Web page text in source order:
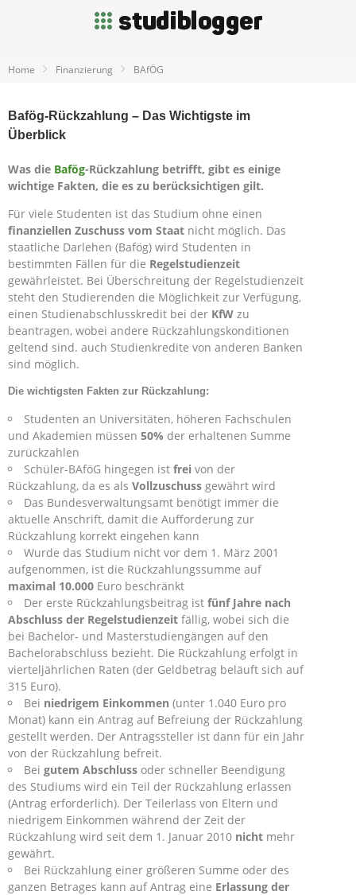
Home Finanzierung BAfÖG
Bafög-Rückzahlung – Das Wichtigste im
Überblick
Was die Bafög-Rückzahlung betrifft, gibt es einige
wichtige Fakten, die es zu berücksichtigen gilt.
Für viele Studenten ist das Studium ohne einen
finanziellen Zuschuss vom Staat nicht möglich. Das
staatliche Darlehen (Bafög) wird Studenten in
bestimmten Fällen für die Regelstudienzeit
gewährleistet. Bei Überschreitung der Regelstudienzeit
steht den Studierenden die Möglichkeit zur Verfügung,
einen Studienabschlusskredit bei der KfW zu
beantragen, wobei andere Rückzahlungskonditionen
geltend sind. auch Studienkredite von anderen Banken
sind möglich.
Die wichtigsten Fakten zur Rückzahlung:
Studenten an Universitäten, höheren Fachschulen
und Akademien müssen 50% der erhaltenen Summe
zurückzahlen
Schüler-BAföG hingegen ist frei von der
Rückzahlung, da es als Vollzuschuss gewährt wird
Das Bundesverwaltungsamt benötigt immer die
aktuelle Anschrift, damit die Aufforderung zur
Rückzahlung korrekt eingehen kann
Wurde das Studium nicht vor dem 1. März 2001
aufgenommen, ist die Rückzahlungssumme auf
maximal 10.000 Euro beschränkt
Der erste Rückzahlungsbeitrag ist fünf Jahre nach
Abschluss der Regelstudienzeit fällig, wobei sich die
bei Bachelor- und Masterstudiengängen auf den
Bachelorabschluss bezieht. Die Rückzahlung erfolgt in
vierteljährlichen Raten (der Geldbetrag beläuft sich auf
315 Euro).
Bei niedrigem Einkommen (unter 1.040 Euro pro
Monat) kann ein Antrag auf Befreiung der Rückzahlung
gestellt werden. Der Antragssteller ist dann für ein Jahr
von der Rückzahlung befreit.
Bei gutem Abschluss oder schneller Beendigung
des Studiums wird ein Teil der Rückzahlung erlassen
(Antrag erforderlich). Der Teilerlass von Eltern und
niedrigem Einkommen während der Zeit der
Rückzahlung wird seit dem 1. Januar 2010 nicht mehr
gewährt.
Bei Rückzahlung einer größeren Summe oder des
ganzen Betrages kann auf Antrag eine Erlassung der